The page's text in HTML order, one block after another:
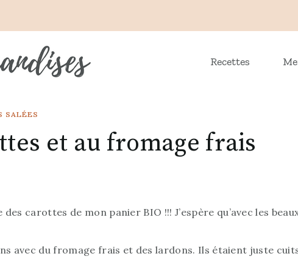
Recettes
SALÉES
et au fromage frais
carottes de mon panier BIO !!! J’espère qu’avec les
avec du fromage frais et des lardons. Ils étaient juste